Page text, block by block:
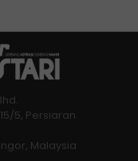
5, Persiaran
Malaysia